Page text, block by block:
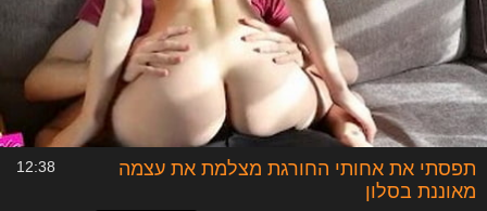
תפסתי את אחותי החורגת מצלמת את עצמה
מאוננת בסלון
12:38